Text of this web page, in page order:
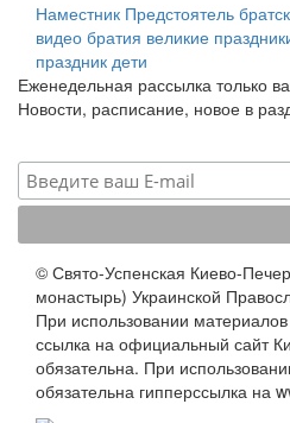
Наместник Предстоятель
видео братия великие
праздник дети
Еженедельная рассылка только
Новости, расписание, новое в
© Свято-Успенская Киево-
монастырь) Украинской
При использовании
ссылка на официальный сайт
обязательна. При
обязательна гипперссылка на